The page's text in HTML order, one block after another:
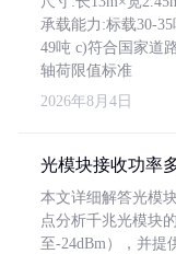
承载能力:标载30-
49吨 c)符合国家道
轴荷限值标准
2026年8月4日
光模块接收功率
本文详细解答光模
点分析千兆光模块
至-24dBm），并提